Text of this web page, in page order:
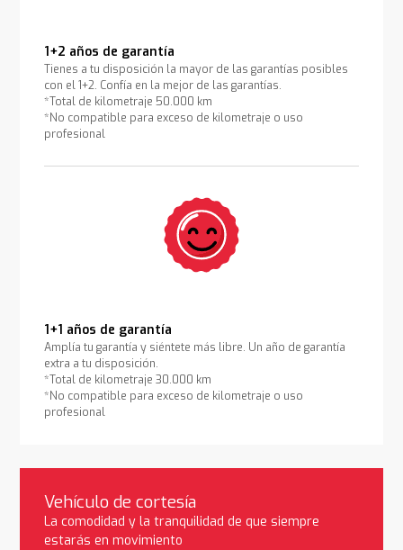
1+2 años de garantía
Tienes a tu disposición la mayor de las garantías posibles
con el 1+2. Confía en la mejor de las garantías.
*Total de kilometraje 50.000 km
*No compatible para exceso de kilometraje o uso
profesional
1+1 años de garantía
Amplía tu garantía y siéntete más libre. Un año de garantía
extra a tu disposición.
*Total de kilometraje 30.000 km
*No compatible para exceso de kilometraje o uso
profesional
Vehículo de cortesía
La comodidad y la tranquilidad de que siempre
estarás en movimiento